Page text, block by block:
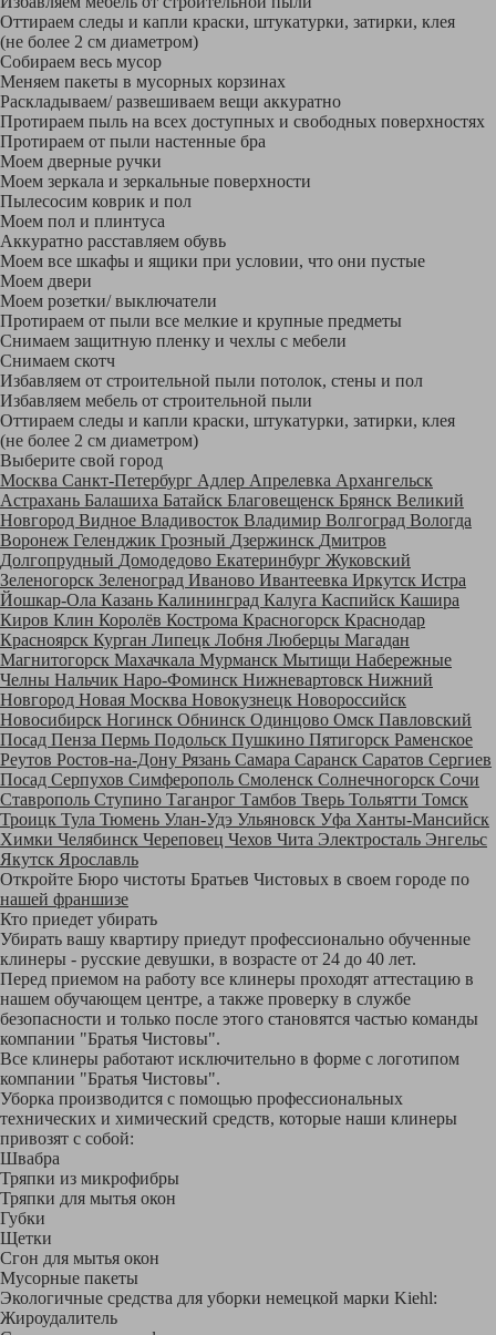
Оттираем следы и капли краски, штукатурки, затирки, клея
(не более 2 см диаметром)
Собираем весь мусор
Меняем пакеты в мусорных корзинах
Раскладываем/ развешиваем вещи аккуратно
Протираем пыль на всех доступных и свободных поверхностях
Протираем от пыли настенные бра
Моем дверные ручки
Моем зеркала и зеркальные поверхности
Пылесосим коврик и пол
Моем пол и плинтуса
Аккуратно расставляем обувь
Моем все шкафы и ящики при условии, что они пустые
Моем двери
Моем розетки/ выключатели
Протираем от пыли все мелкие и крупные предметы
Снимаем защитную пленку и чехлы с мебели
Снимаем скотч
Избавляем от строительной пыли потолок, стены и пол
Избавляем мебель от строительной пыли
Оттираем следы и капли краски, штукатурки, затирки, клея
(не более 2 см диаметром)
Выберите свой город
Москва Санкт-Петербург Адлер Апрелевка Архангельск
Астрахань Балашиха Батайск Благовещенск Брянск Великий
Новгород Видное Владивосток Владимир Волгоград Вологда
Воронеж Геленджик Грозный Дзержинск Дмитров
Долгопрудный Домодедово Екатеринбург Жуковский
Зеленогорск Зеленоград Иваново Ивантеевка Иркутск Истра
Йошкар-Ола Казань Калининград Калуга Каспийск Кашира
Киров Клин Королёв Кострома Красногорск Краснодар
Красноярск Курган Липецк Лобня Люберцы Магадан
Магнитогорск Махачкала Мурманск Мытищи Набережные
Челны Нальчик Наро-Фоминск Нижневартовск Нижний
Новгород Новая Москва Новокузнецк Новороссийск
Новосибирск Ногинск Обнинск Одинцово Омск Павловский
Посад Пенза Пермь Подольск Пушкино Пятигорск Раменское
Реутов Ростов-на-Дону Рязань Самара Саранск Саратов Сергиев
Посад Серпухов Симферополь Смоленск Солнечногорск Сочи
Ставрополь Ступино Таганрог Тамбов Тверь Тольятти Томск
Троицк Тула Тюмень Улан-Удэ Ульяновск Уфа Ханты-Мансийск
Химки Челябинск Череповец Чехов Чита Электросталь Энгельс
Якутск Ярославль
Откройте Бюро чистоты Братьев Чистовых в своем городе по
нашей франшизе
Кто приедет убирать
Убирать вашу квартиру приедут профессионально обученные
клинеры - русские девушки, в возрасте от 24 до 40 лет.
Перед приемом на работу все клинеры проходят аттестацию в
нашем обучающем центре, а также проверку в службе
безопасности и только после этого становятся частью команды
компании "Братья Чистовы".
Все клинеры работают исключительно в форме с логотипом
компании "Братья Чистовы".
Уборка производится с помощью профессиональных
технических и химический средств, которые наши клинеры
привозят с собой:
Швабра
Тряпки из микрофибры
Тряпки для мытья окон
Губки
Щетки
Сгон для мытья окон
Мусорные пакеты
Экологичные средства для уборки немецкой марки Kiehl:
Жироудалитель